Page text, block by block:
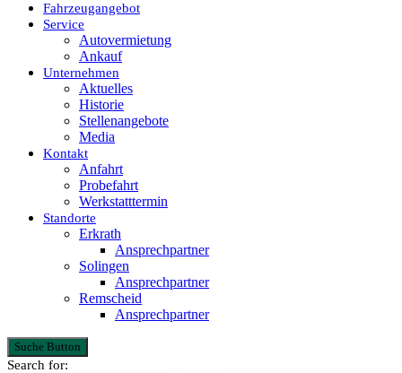
Fahrzeugangebot
Service
Autovermietung
Ankauf
Unternehmen
Aktuelles
Historie
Stellenangebote
Media
Kontakt
Anfahrt
Probefahrt
Werkstatttermin
Standorte
Erkrath
Ansprechpartner
Solingen
Ansprechpartner
Remscheid
Ansprechpartner
Suche Button
Search for: